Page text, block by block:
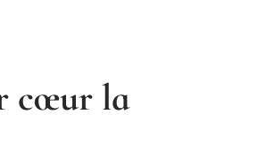
cœur la